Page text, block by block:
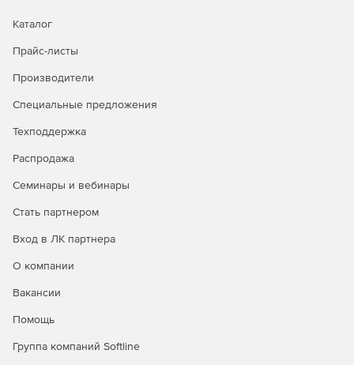
Каталог
Прайс-листы
Производители
Специальные предложения
Техподдержка
Распродажа
Семинары и вебинары
Стать партнером
Вход в ЛК партнера
О компании
Вакансии
Помощь
Группа компаний Softline